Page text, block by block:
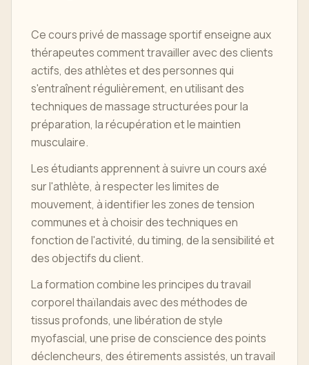
Ce cours privé de massage sportif enseigne aux
thérapeutes comment travailler avec des clients
actifs, des athlètes et des personnes qui
s'entraînent régulièrement, en utilisant des
techniques de massage structurées pour la
préparation, la récupération et le maintien
musculaire.
Les étudiants apprennent à suivre un cours axé
sur l'athlète, à respecter les limites de
mouvement, à identifier les zones de tension
communes et à choisir des techniques en
fonction de l'activité, du timing, de la sensibilité et
des objectifs du client.
La formation combine les principes du travail
corporel thaïlandais avec des méthodes de
tissus profonds, une libération de style
myofascial, une prise de conscience des points
déclencheurs, des étirements assistés, un travail